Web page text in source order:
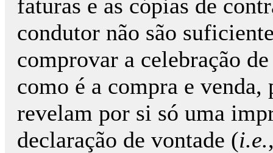
faturas e as cópias de
condutor não são
comprovar a celebração
como é a compra e
revelam por si só uma
declaração de vontade (i.e.